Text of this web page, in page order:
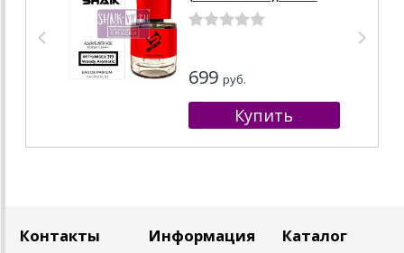
699 руб.
Контакты Информация Каталог